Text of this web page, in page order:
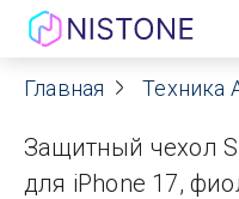
Акции
О нас
Главная Техника
Защитный чехол
для iPhone 17,